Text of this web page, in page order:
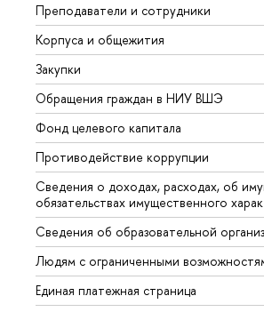
Преподаватели и сотрудники
Корпуса и общежития
Закупки
Обращения граждан в НИУ ВШЭ
Фонд целевого капитала
Противодействие коррупции
Сведения о доходах, расходах, об
обязательствах имущественного
Сведения об образовательной
Людям с ограниченными
Единая платежная страница